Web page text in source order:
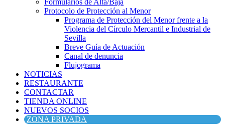
Formularios de Alta/Baja
Protocolo de Protección al Menor
Programa de Protección del Menor frente a la
Violencia del Círculo Mercantil e Industrial de
Sevilla
Breve Guía de Actuación
Canal de denuncia
Flujograma
NOTICIAS
RESTAURANTE
CONTACTAR
TIENDA ONLINE
NUEVOS SOCIOS
ZONA PRIVADA